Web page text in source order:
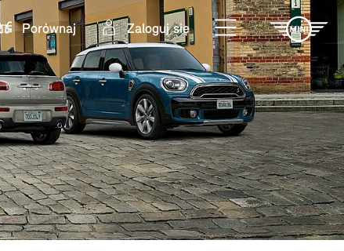
Porównaj
Zaloguj się